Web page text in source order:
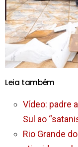
Leia também
Vídeo: padre
Sul ao
Rio Grande